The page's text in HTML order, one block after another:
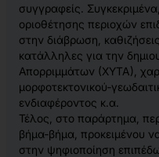
συγγραφείς.
οριοθέτησης περιοχών
στην διάβρωση,
κατάλληλες για την
Απορριμμάτων (ΧΥΤΑ),
ενδιαφέροντος κ.α.
Τέλος, στο παράρτημα,
βήμα‐βήμα, προκειμένου
στην ψηφιοποίηση